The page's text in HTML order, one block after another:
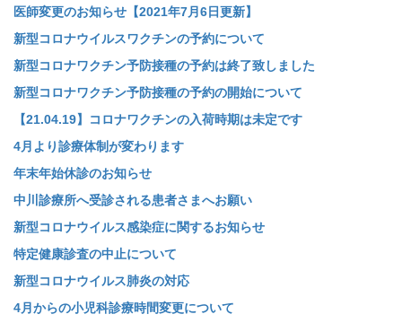
医師変更のお知らせ【2021年7月6日更新】
新型コロナウイルスワクチンの予約について
新型コロナワクチン予防接種の予約は終了致しました
新型コロナワクチン予防接種の予約の開始について
【21.04.19】コロナワクチンの入荷時期は未定です
4月より診療体制が変わります
年末年始休診のお知らせ
中川診療所へ受診される患者さまへお願い
新型コロナウイルス感染症に関するお知らせ
特定健康診査の中止について
新型コロナウイルス肺炎の対応
4月からの小児科診療時間変更について